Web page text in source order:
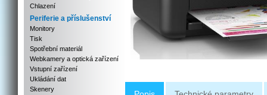
Chlazení
Periferie a příslušenství
Monitory
Tisk
Spotřební materiál
Webkamery a optická zařízení
Vstupní zařízení
Ukládání dat
Skenery